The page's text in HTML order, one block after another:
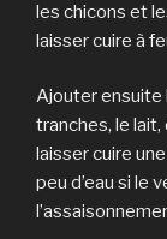
les chicons et
laisser cuire à
Ajouter ensuite
tranches, le
laisser cuire
peu d’eau si le